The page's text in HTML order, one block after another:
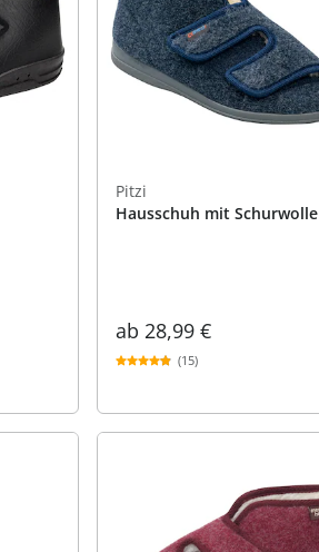
Pitzi
Hausschuh mit Schurwolle
ab 28,99 €
(15)